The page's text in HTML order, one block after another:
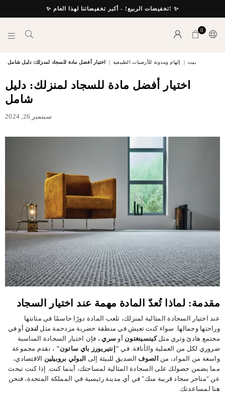
✨ تخفيضات الربيع! - أكبر تخفيضاتنا لهذا العام! ✨
BY
0
بيت | إلهام ومدونة للأرضيات الطبيعية | اختيار أفضل مادة للسجاد لمنزلك: دليل شامل
اختيار أفضل مادة للسجاد لمنزلك: دليل
شامل
سبتمبر 26, 2024
مقدمة: لماذا تُعدّ المادة مهمة عند اختيار السجاد
عند اختيار السجادة المثالية لمنزلك، تلعب المادة دورًا حاسمًا في متانتها
وراحتها وجمالها. سواء كنت تعيش في منطقة حضرية مزدحمة مثل لندن أو في
مجتمع هادئ وثري مثلكينسينغتون أو سري ، فإن اختيار السجادة المناسبة
ضروري لكل من العملية والأناقة. في "إنتيريورز باي ساتون" ، نقدم مجموعة
واسعة من المواد، من الصوفالصديق للبيئة إلى البولي بروبيلين الاقتصادي،
مما يضمن حصولك على السجادة المثالية لمساحتك، أينما كنت. إذا كنت تبحث
عن "متاجر سجاد قريبة منك" في أي مدينة رئيسية في المملكة المتحدة، فنحن
هنا لمساعدتك.